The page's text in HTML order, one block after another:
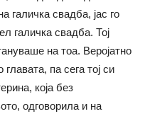
галичка свадба, јас го
галичка свадба. Тој
на тоа. Веројатно
па сега тој си
која без
одговорила и на